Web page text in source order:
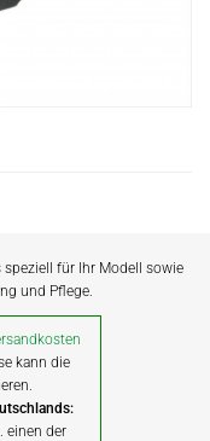
speziell für Ihr Modell sowie
und Pflege.
kann die
einen der